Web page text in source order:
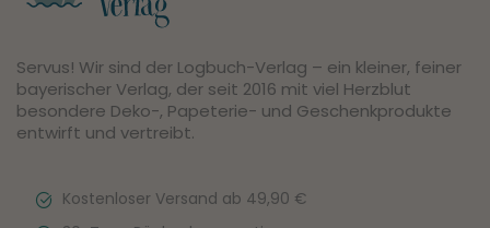
Servus! Wir sind der Logbuch-Verlag – ein kleiner, feiner
bayerischer Verlag, der seit 2016 mit viel Herzblut
besondere Deko-, Papeterie- und Geschenkprodukte
entwirft und vertreibt.
Kostenloser Versand ab 49,90 €